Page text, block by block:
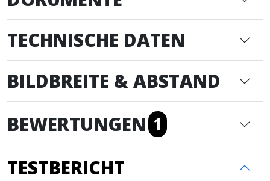
TECHNISCHE DATEN
BILDBREITE & ABSTAND
BEWERTUNGEN 1
TESTBERICHT